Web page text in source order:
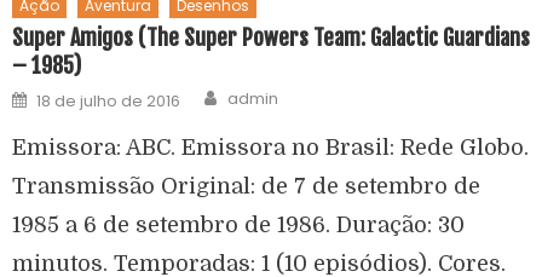
Ação Aventura Desenhos
Super Amigos (The Super Powers Team: Galactic Guardians
– 1985)
18 de julho de 2016 admin
Emissora: ABC. Emissora no Brasil: Rede Globo.
Transmissão Original: de 7 de setembro de
1985 a 6 de setembro de 1986. Duração: 30
minutos. Temporadas: 1 (10 episódios). Cores.